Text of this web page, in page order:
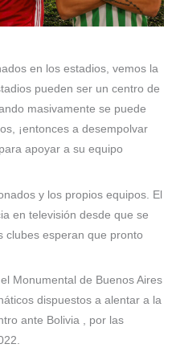
en los estadios, vemos la
pueden ser un centro de
masivamente se puede
¡entonces a desempolvar
apoyar a su equipo
y los propios equipos. El
en televisión desde que se
clubes esperan que pronto
Monumental de Buenos Aires
dispuestos a alentar a la
ante Bolivia , por las